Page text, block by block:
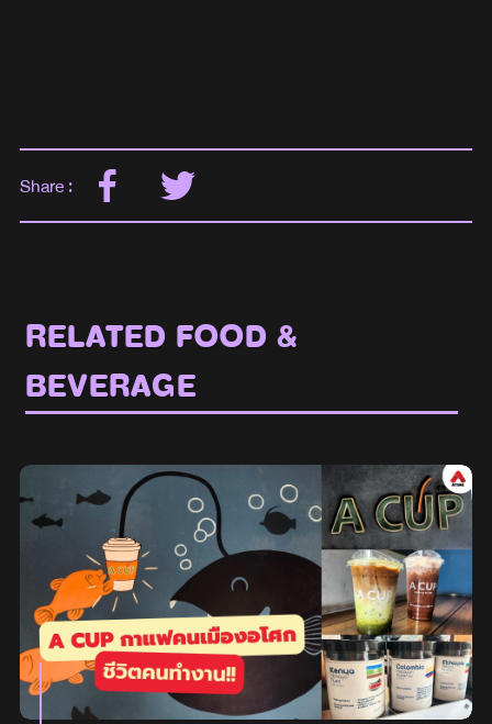
Share :
RELATED FOOD &
BEVERAGE